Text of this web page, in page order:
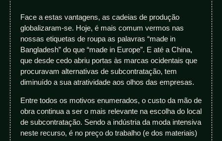
Face a estas vantagens, as cadeias de produção
globalizaram-se. Hoje, é mais comum vermos nas
nossas etiquetas de roupa as palavras “made in
Bangladesh” do que “made in Europe”. E até a China,
que desde cedo abriu portas às marcas ocidentais que
procuravam alternativas de subcontratação, tem
diminuído a sua atratividade aos olhos das empresas.
Entre todos os motivos enumerados, o custo da mão de
obra continua a ser o mais relevante na escolha do local
de subcontratação. Sendo a indústria da moda intensiva
neste recurso, é no preço do trabalho (e dos materiais)